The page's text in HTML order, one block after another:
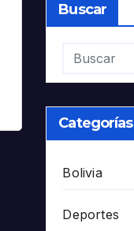
Buscar
Categorías
Bolivia
Deportes